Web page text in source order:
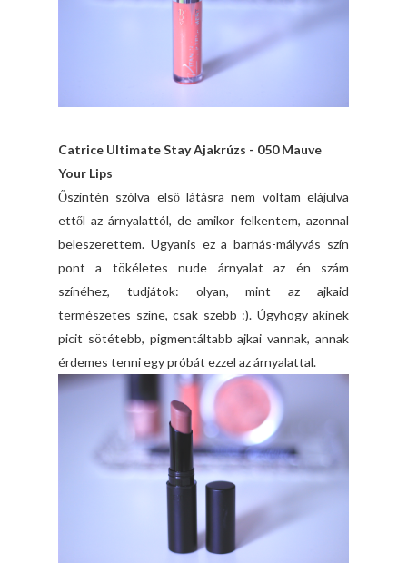
Catrice Ultimate Stay Ajakrúzs - 050 Mauve
Your Lips
Őszintén szólva első látásra nem voltam elájulva
ettől az árnyalattól, de amikor felkentem, azonnal
beleszerettem. Ugyanis ez a barnás-mályvás szín
pont a tökéletes nude árnyalat az én szám
színéhez, tudjátok: olyan, mint az ajkaid
természetes színe, csak szebb :). Úgyhogy akinek
picit sötétebb, pigmentáltabb ajkai vannak, annak
érdemes tenni egy próbát ezzel az árnyalattal.